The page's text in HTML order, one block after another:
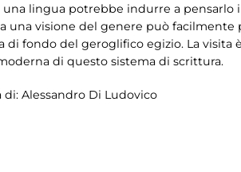
lingua potrebbe indurre a pensarlo
una visione del genere può
di fondo del geroglifico egizio. La visita
di questo sistema di scrittura.
di: Alessandro Di Ludovico